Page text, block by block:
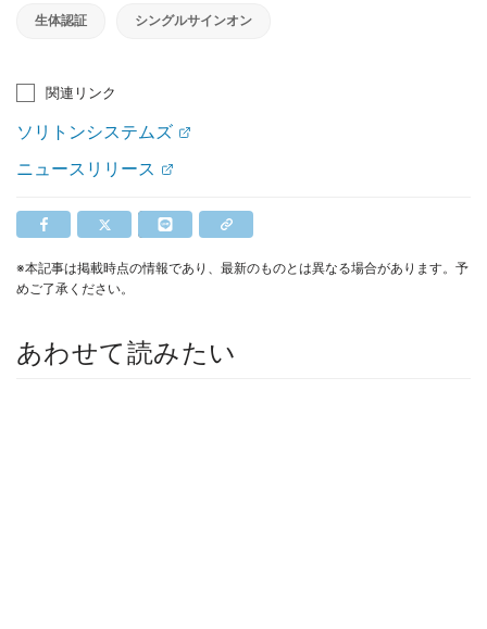
生体認証 シングルサインオン
関連リンク
ソリトンシステムズ
ニュースリリース
※本記事は掲載時点の情報であり、最新のものとは異なる場合があります。予
めご了承ください。
あわせて読みたい